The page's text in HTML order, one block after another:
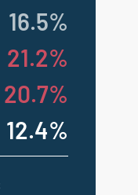
16.5%
21.2%
20.7%
12.4%